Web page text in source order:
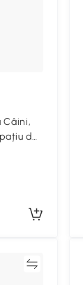
Câini,
de
90 x